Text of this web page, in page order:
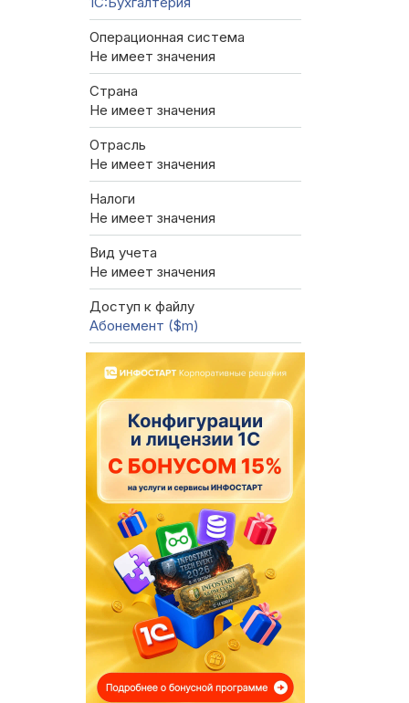
Операционная система
Не имеет значения
Страна
Не имеет значения
Отрасль
Не имеет значения
Налоги
Не имеет значения
Вид учета
Не имеет значения
Доступ к файлу
Абонемент ($m)